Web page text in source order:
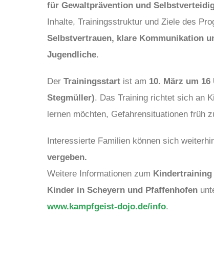
für Gewaltprävention und
Inhalte, Trainingsstruktur und Ziele des
Selbstvertrauen, klare Kommunikation
Jugendliche.
Der Trainingsstart ist am 10. März um
Stegmüller). Das Training richtet sich an
lernen möchten, Gefahrensituationen früh
Interessierte Familien können sich
vergeben.
Weitere Informationen zum
Kinder in Scheyern und Pfaffenhofen
www.kampfgeist-dojo.de/info.